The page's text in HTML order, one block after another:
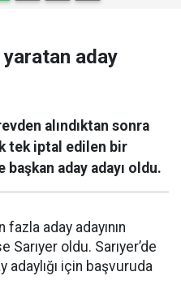
yaratan aday
alındıktan sonra
tek iptal edilen bir
başkan aday adayı oldu.
aday adayının
Sarıyer oldu. Sarıyer’de
adaylığı için başvuruda